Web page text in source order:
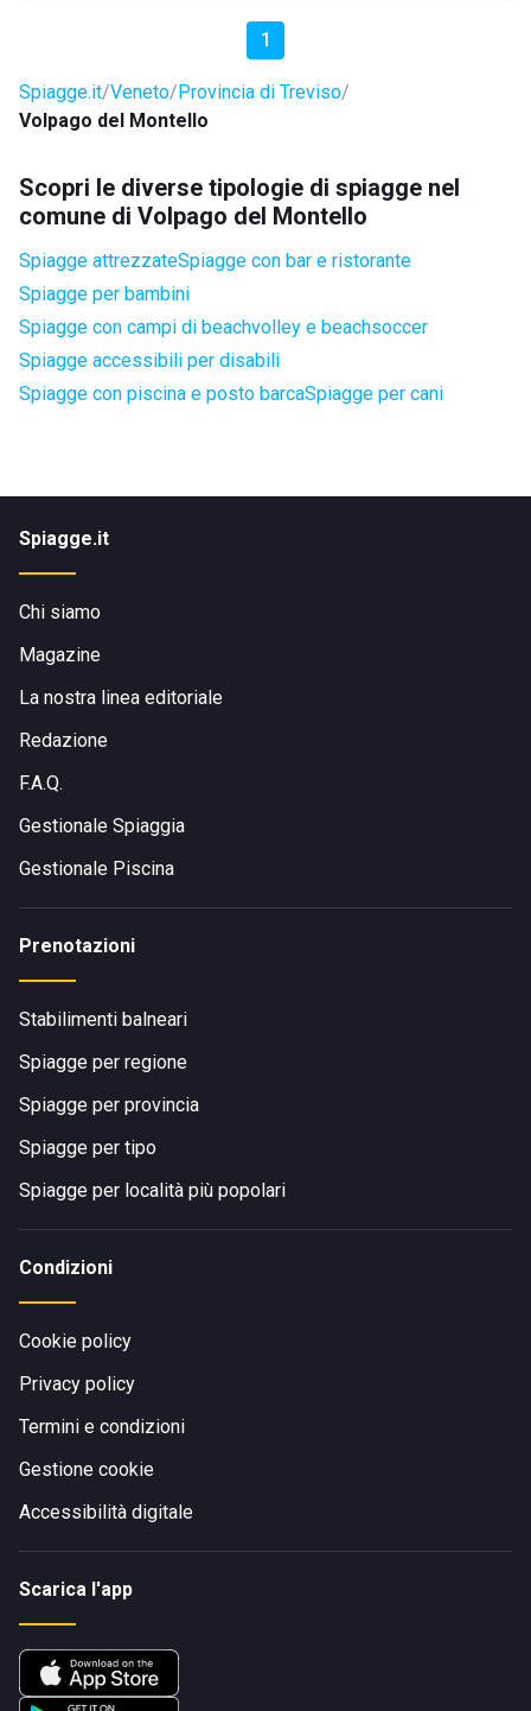
1
Spiagge.it Veneto Provincia di Treviso
Volpago del Montello
Scopri le diverse tipologie di spiagge nel
comune di Volpago del Montello
Spiagge attrezzateSpiagge con bar e ristorante
Spiagge per bambini
Spiagge con campi di beachvolley e beachsoccer
Spiagge accessibili per disabili
Spiagge con piscina e posto barcaSpiagge per cani
Spiagge.it
Chi siamo
Magazine
La nostra linea editoriale
Redazione
F.A.Q.
Gestionale Spiaggia
Gestionale Piscina
Prenotazioni
Stabilimenti balneari
Spiagge per regione
Spiagge per provincia
Spiagge per tipo
Spiagge per località più popolari
Condizioni
Cookie policy
Privacy policy
Termini e condizioni
Gestione cookie
Accessibilità digitale
Scarica l'app